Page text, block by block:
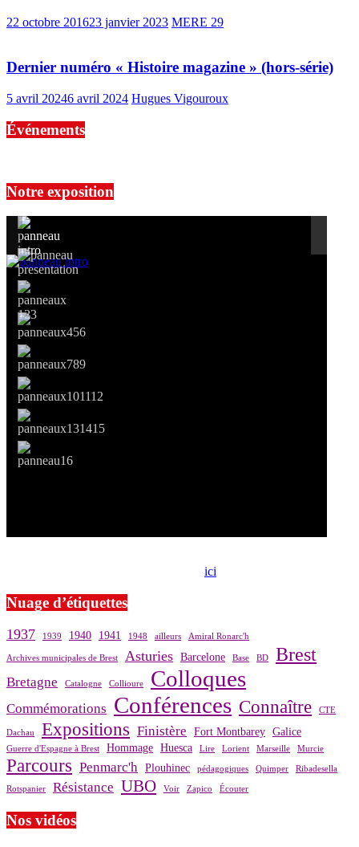
22 octobre 201623 janvier 2023 MERE 29
Dernier numéro « Histoire magazine » (hors-série)
5 avril 20246 avril 2024 Hugues Vigouroux
Événements
Notre exposition
ici
Nuage d’étiquettes
1937 1939 1940 1941 1948 ailleurs Amiral Ronarc'h
Archives municipales de Brest Asturies Barcelone Base BD Brest
Bretagne Catalogne Collioure Colloques
Commémorations Conférences Connaître CTE
Dachau Expositions Finistère Fort Montbarey Galice
Guerre d'Espagne à Brest Hommage Huesca Lire Lorient Marseille Murcie
Parcours Penmarc'h Plouhinec pédagogiques Quimper Ribadesella
Rotspanier Résistance UBO Voir Zapico Écouter
Nos vidéos